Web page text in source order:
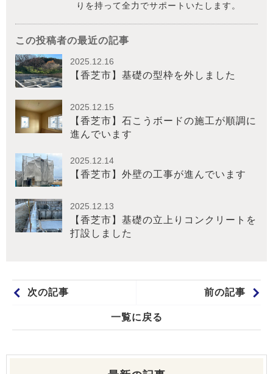
りを持って全力でサポートいたします。
この投稿者の最近の記事
2025.12.16
【香芝市】基礎の型枠を外しました
2025.12.15
【香芝市】石こうボードの施工が順調に
進んでいます
2025.12.14
【香芝市】外壁の工事が進んでいます
2025.12.13
【香芝市】基礎の立上りコンクリートを
打設しました
次の記事 前の記事
一覧に戻る